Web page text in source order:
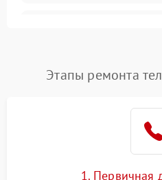
Сеть и подключения
Этапы ремонта
1. Первичная